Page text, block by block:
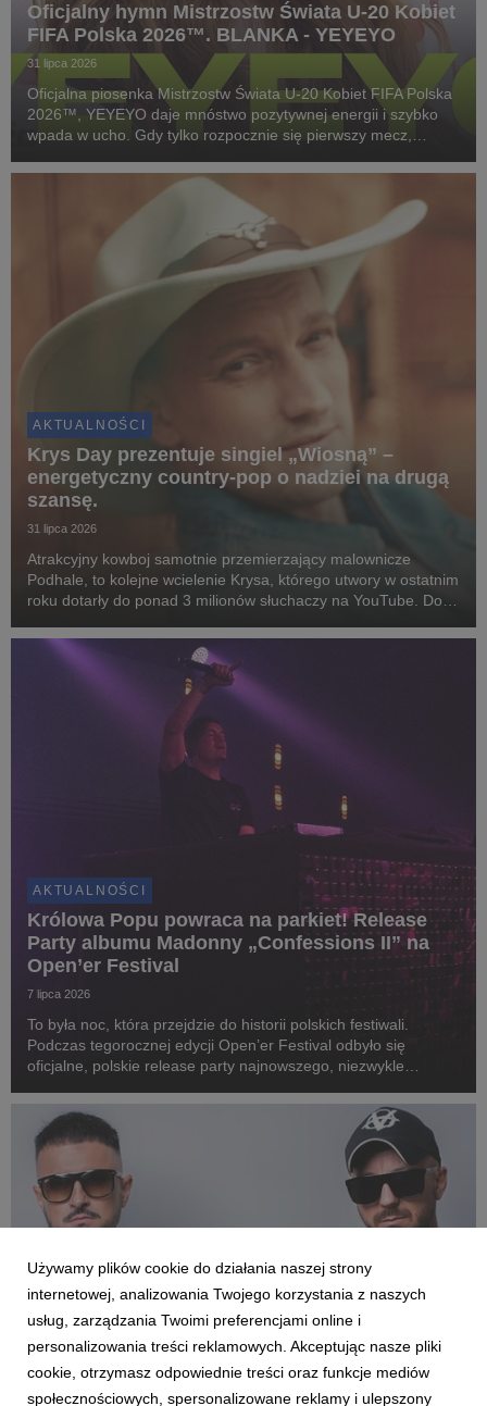
Oficjalny hymn Mistrzostw Świata U-20 Kobiet
FIFA Polska 2026™. BLANKA - YEYEYO
31 lipca 2026
Oficjalna piosenka Mistrzostw Świata U-20 Kobiet FIFA Polska
2026™, YEYEYO daje mnóstwo pozytywnej energii i szybko
wpada w ucho. Gdy tylko rozpocznie się pierwszy mecz,
tego utworu!
AKTUALNOŚCI
Krys Day prezentuje singiel „Wiosną” –
energetyczny country-pop o nadziei na drugą
szansę.
31 lipca 2026
Atrakcyjny kowboj samotnie przemierzający malownicze
Podhale, to kolejne wcielenie Krysa, którego utwory w ostatnim
roku dotarły do ponad 3 milionów słuchaczy na YouTube. Do
reżyserów.
AKTUALNOŚCI
Królowa Popu powraca na parkiet! Release
Party albumu Madonny „Confessions II” na
Open’er Festival
7 lipca 2026
To była noc, która przejdzie do historii polskich festiwali.
Podczas tegorocznej edycji Open’er Festival odbyło się
oficjalne, polskie release party najnowszego, niezwykle
„CLUB CONFESSIONS”. Gościem specjalnym wyda...
AKTUALNOŚCI
Używamy plików cookie do działania naszej strony
internetowej, analizowania Twojego korzystania z naszych
usług, zarządzania Twoimi preferencjami online i
personalizowania treści reklamowych. Akceptując nasze pliki
cookie, otrzymasz odpowiednie treści oraz funkcje mediów
społecznościowych, spersonalizowane reklamy i ulepszony